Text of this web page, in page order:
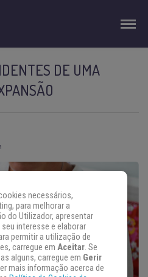
DE UMA
necessários,
para melhorar a
do Utilizador, apresentar
interesse e elaborar
permitir a utilização de
carregue em Aceitar. Se
alguns, carregue em Gerir
mais informação acerca de